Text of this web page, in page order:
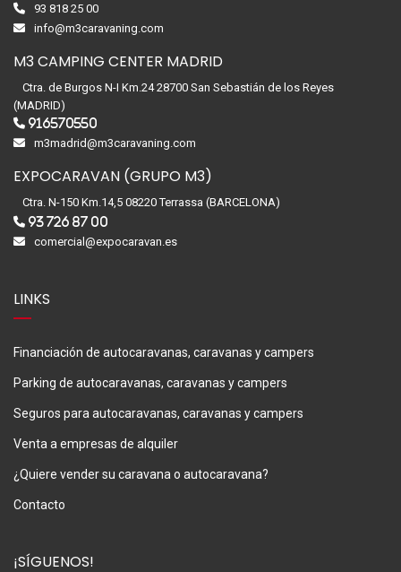
93 818 25 00
info@m3caravaning.com
M3 CAMPING CENTER MADRID
Ctra. de Burgos N-I Km.24 28700 San Sebastián de los Reyes
(MADRID)
916570550
m3madrid@m3caravaning.com
EXPOCARAVAN (GRUPO M3)
Ctra. N-150 Km.14,5 08220 Terrassa (BARCELONA)
93 726 87 00
comercial@expocaravan.es
LINKS
Financiación de autocaravanas, caravanas y campers
Parking de autocaravanas, caravanas y campers
Seguros para autocaravanas, caravanas y campers
Venta a empresas de alquiler
¿Quiere vender su caravana o autocaravana?
Contacto
¡SÍGUENOS!